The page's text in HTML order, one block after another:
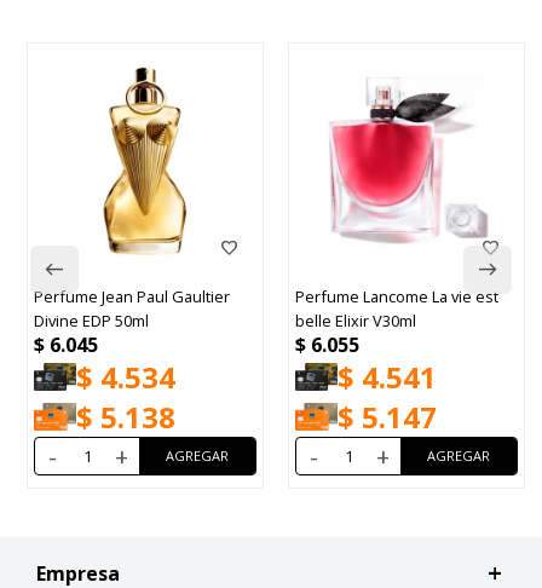
Perfume Jean Paul Gaultier
Divine EDP 50ml
$ 6.045
$ 4.534
$ 5.138
- +
Perfume Lancome La vie est
belle Elixir V30ml
$ 6.055
$ 4.541
$ 5.147
- +
Empresa